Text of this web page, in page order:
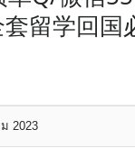
留学回国
2023